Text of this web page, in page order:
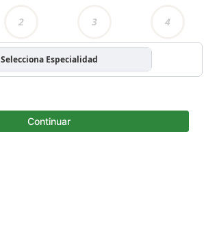
2 3 4
Selecciona Especialidad
Continuar